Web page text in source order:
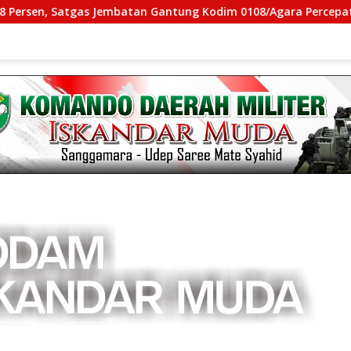
Jembatan Gantung Kodim 0108/Agara Percepat Akses